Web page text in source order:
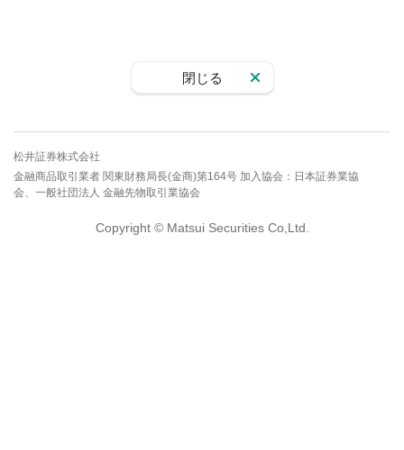
閉じる
松井証券株式会社
金融商品取引業者 関東財務局長(金商)第164号 加入協会：日本証券業協
会、一般社団法人 金融先物取引業協会
Copyright © Matsui Securities Co,Ltd.